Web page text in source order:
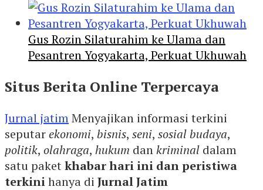
Gus Rozin Silaturahim ke Ulama dan
Pesantren Yogyakarta, Perkuat Ukhuwah
Situs Berita Online Terpercaya
Jurnal jatimMenyajikan informasi terkini
seputarekonomi, bisnis, seni, sosial budaya,
politik, olahraga, hukum dankriminal dalam
satu paketkhabar hari ini dan peristiwa
terkinihanya di Jurnal Jatim